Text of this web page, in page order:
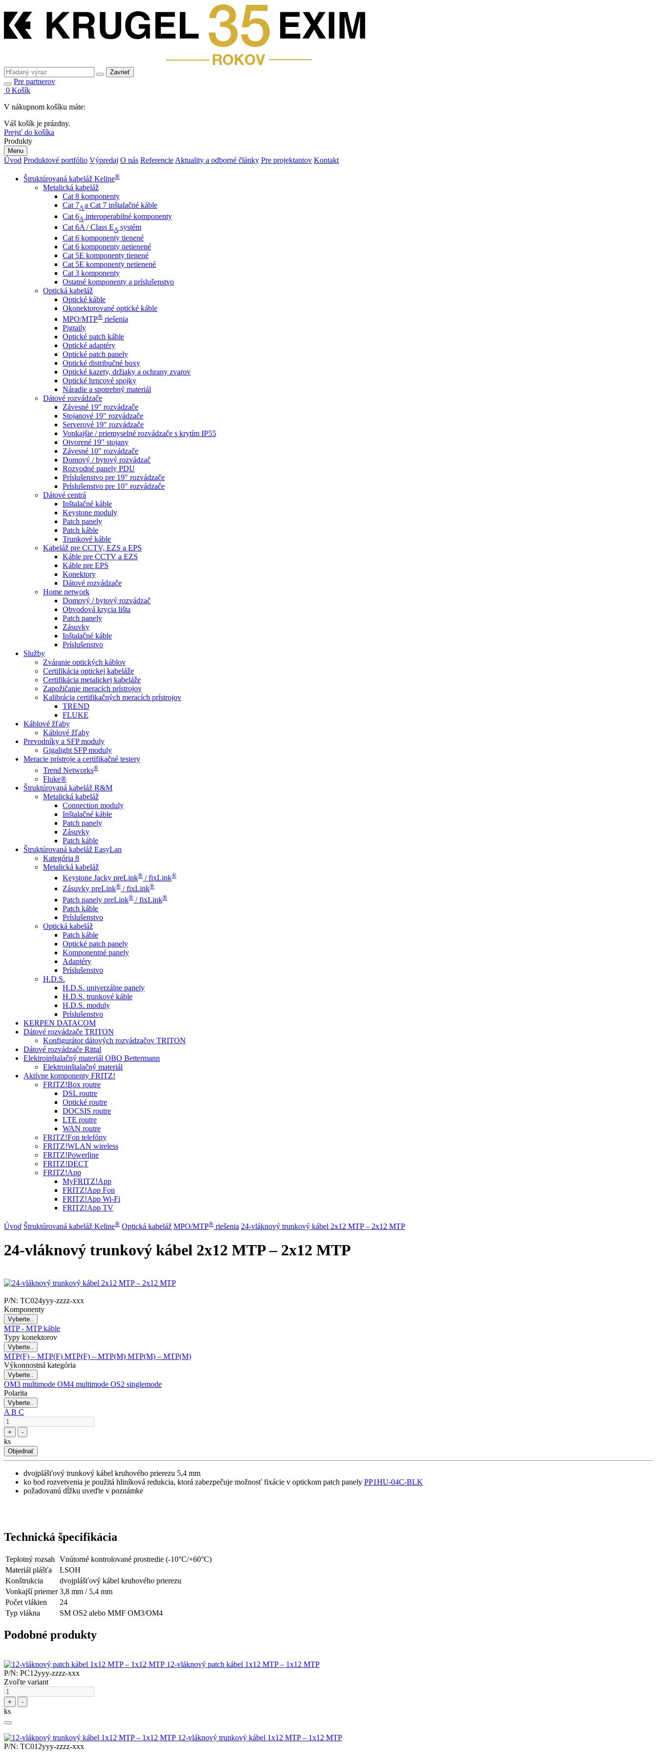
Zavrieť
Pre partnerov
0 Košík
V nákupnom košíku máte:
Váš košík je prázdny.
Prejsť do košíka
Produkty
Menu
Úvod Produktové portfólio Výpredaj O nás Referencie Aktuality a odborné články Pre projektantov Kontakt
Štruktúrovaná kabeláž Keline®
Metalická kabeláž
Cat 8 komponenty
Cat 7Aa Cat 7 inštalačné káble
Cat 6A interoperabilné komponenty
Cat 6A / Class EA systém
Cat 6 komponenty tienené
Cat 6 komponenty netienené
Cat 5E komponenty tienené
Cat 5E komponenty netienené
Cat 3 komponenty
Ostatné komponenty a príslušenstvo
Optická kabeláž
Optické káble
Okonektorované optické káble
MPO/MTP® ​ riešenia
Pigtaily
Optické patch káble
Optické adaptéry
Optické patch panely
Optické distribučné boxy
Optické kazety, držiaky a ochrany zvarov
Optické hrncové spojky
Náradie a spotrebný materiál
Dátové rozvádzače
Závesné 19" rozvádzače
Stojanové 19" rozvádzače
Serverové 19" rozvádzače
Vonkajšie / priemyselné rozvádzače s krytím IP55
Otvorené 19" stojany
Závesné 10" rozvádzače
Domový / bytový rozvádzač
Rozvodné panely PDU
Príslušenstvo pre 19" rozvádzače
Príslušenstvo pre 10" rozvádzače
Dátové centrá
Inštalačné káble
Keystone moduly
Patch panely
Patch káble
Trunkové káble
Kabeláž pre CCTV, EZS a EPS
Káble pre CCTV a EZS
Káble pre EPS
Konektory
Dátové rozvádzače
Home network
Domový / bytový rozvádzač
Obvodová krycia lišta
Patch panely
Zásuvky
Inštalačné káble
Príslušenstvo
Služby
Zváranie optických káblov
Certifikácia optickej kabeláže
Certifikácia metalickej kabeláže
Zapožičanie meracích prístrojov
Kalibrácia certifikačných meracích prístrojov
TREND
FLUKE
Káblové žľaby
Káblové žľaby
Prevodníky a SFP moduly
Gigalight SFP moduly
Meracie prístroje a certifikačné testery
Trend Networks®
Fluke®
Štruktúrovaná kabeláž R&M
Metalická kabeláž
Connection moduly
Inštalačné káble
Patch panely
Zásuvky
Patch káble
Štruktúrovaná kabeláž EasyLan
Kategória 8
Metalická kabeláž
Keystone Jacky preLink® / fixLink®
Zásuvky preLink® / fixLink®
Patch panely preLink® / fixLink®
Patch káble
Príslušenstvo
Optická kabeláž
Patch káble
Optické patch panely
Komponentné panely
Adaptéry
Príslušenstvo
H.D.S.
H.D.S. univerzálne panely
H.D.S. trunkové káble
H.D.S. moduly
Príslušenstvo
KERPEN DATACOM
Dátové rozvádzače TRITON
Konfigurátor dátových rozvádzačov TRITON
Dátové rozvádzače Rittal
Elektroinštalačný materiál OBO Bettermann
Elektroinštalačný materiál
Aktívne komponenty FRITZ!
FRITZ!Box routre
DSL routre
Optické routre
DOCSIS routre
LTE routre
WAN routre
FRITZ!Fon telefóny
FRITZ!WLAN wireless
FRITZ!Powerline
FRITZ!DECT
FRITZ!App
MyFRITZ!App
FRITZ!App Fon
FRITZ!App Wi-Fi
FRITZ!App TV
Úvod Štruktúrovaná kabeláž Keline® Optická kabeláž MPO/MTP® ​ riešenia 24-vláknový trunkový kábel 2x12 MTP – 2x12 MTP
24-vláknový trunkový kábel 2x12 MTP – 2x12 MTP
P/N: TC024yyy-zzzz-xxx
Komponenty
Vyberte..
MTP - MTP káble
Typy konektorov
Vyberte..
MTP(F) – MTP(F) MTP(F) – MTP(M) MTP(M) – MTP(M)
Výkonnostná kategória
Vyberte..
OM3 multimode OM4 multimode OS2 singlemode
Polarita
Vyberte..
A B C
+ -
ks
Objednať
dvojplášťový trunkový kábel kruhového prierezu 5,4 mm
ko bod rozvetvenia je použitá hliníková redukcia, ktorá zabezpečuje možnosť fixácie v optickom patch panely PP1HU-04C-BLK
požadovanú dĺžku uveďte v poznámke
Technická špecifikácia
Teplotný rozsah
Vnútorné kontrolované prostredie (-10°C/+60°C)
Materiál plášťa
LSOH
Konštrukcia
dvojplášťový kábel kruhového prierezu
Vonkajší priemer 3,8 mm / 5,4 mm
Počet vlákien
24
Typ vlákna
SM OS2 alebo MMF OM3/OM4
Podobné produkty
12-vláknový patch kábel 1x12 MTP – 1x12 MTP
P/N: PC12yyy-zzzz-xxx
Zvoľte variant
+ -
ks
12-vláknový trunkový kábel 1x12 MTP – 1x12 MTP
P/N: TC012yyy-zzzz-xxx